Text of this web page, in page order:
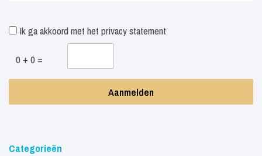
Ik ga akkoord met het privacy statement
0 + 0 =
Categorieën